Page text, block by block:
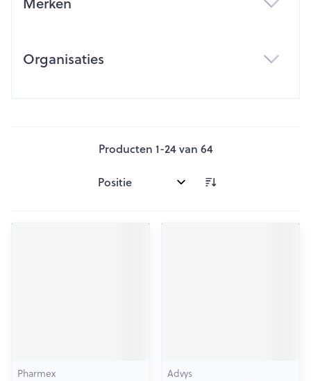
Organisaties
Producten 1-24van 64
Sorteer op:
Pharmex Advys